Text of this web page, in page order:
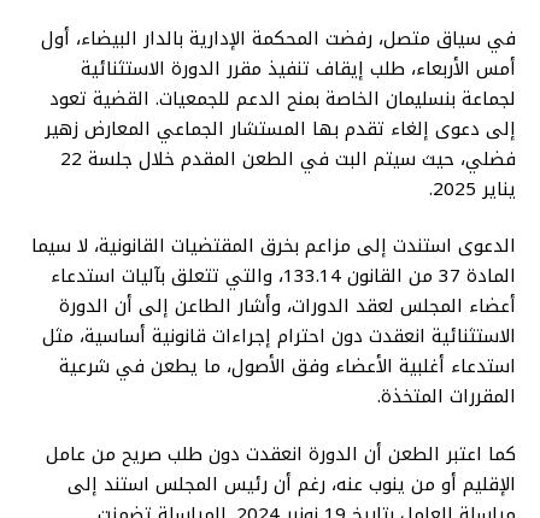
في سياق متصل، رفضت المحكمة الإدارية بالدار البيضاء، أول
أمس الأربعاء، طلب إيقاف تنفيذ مقرر الدورة الاستثنائية
لجماعة بنسليمان الخاصة بمنح الدعم للجمعيات. القضية تعود
إلى دعوى إلغاء تقدم بها المستشار الجماعي المعارض زهير
فضلي، حيث سيتم البت في الطعن المقدم خلال جلسة 22
يناير 2025.
الدعوى استندت إلى مزاعم بخرق المقتضيات القانونية، لا سيما
المادة 37 من القانون 133.14، والتي تتعلق بآليات استدعاء
أعضاء المجلس لعقد الدورات، وأشار الطاعن إلى أن الدورة
الاستثنائية انعقدت دون احترام إجراءات قانونية أساسية، مثل
استدعاء أغلبية الأعضاء وفق الأصول، ما يطعن في شرعية
المقررات المتخذة.
كما اعتبر الطعن أن الدورة انعقدت دون طلب صريح من عامل
الإقليم أو من ينوب عنه، رغم أن رئيس المجلس استند إلى